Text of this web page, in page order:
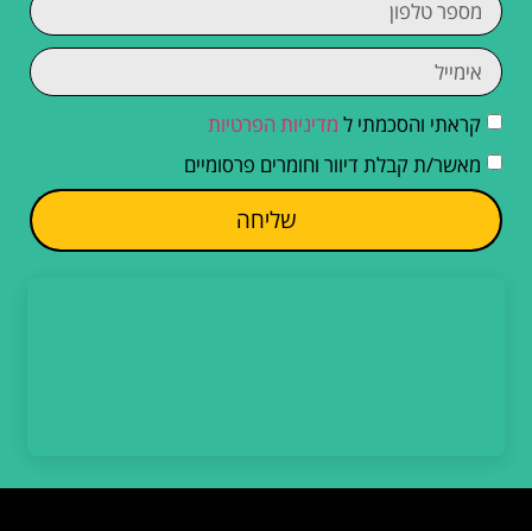
קראתי והסכמתי ל מדיניות הפרטיות
מאשר/ת קבלת דיוור וחומרים פרסומיים
שליחה